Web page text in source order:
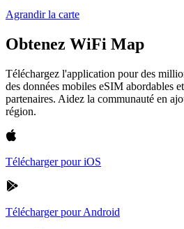
Agrandir la carte
Obtenez WiFi Map
Téléchargez l'application pour des
des données mobiles eSIM abordables
partenaires. Aidez la communauté en
région.
Télécharger pour iOS
Télécharger pour Android